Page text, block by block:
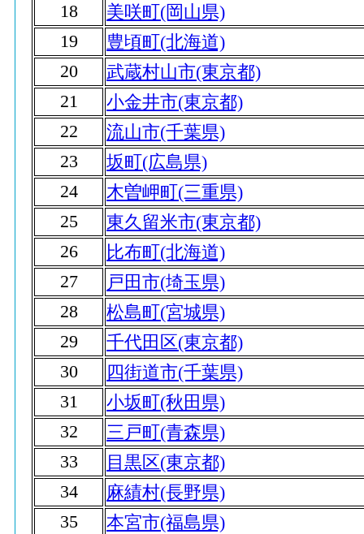
18
美咲町(岡山県)
19
豊頃町(北海道)
20
武蔵村山市(東京都)
21
小金井市(東京都)
22
流山市(千葉県)
23
坂町(広島県)
24
木曽岬町(三重県)
25
東久留米市(東京都)
26
比布町(北海道)
27
戸田市(埼玉県)
28
松島町(宮城県)
29
千代田区(東京都)
30
四街道市(千葉県)
31
小坂町(秋田県)
32
三戸町(青森県)
33
目黒区(東京都)
34
麻績村(長野県)
35
本宮市(福島県)